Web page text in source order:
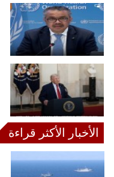
الأخبار الأكثر قراءة